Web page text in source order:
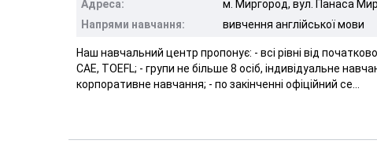
Адреса:
м. Миргород, вул. Панаса
Напрями навчання:
вивчення англійської мови
Наш навчальний центр пропонує: - всі рівні від
CAE, TOEFL; - групи не більше 8 осіб, індивідуальне
корпоративне навчання; - по закінченні офіційний се...